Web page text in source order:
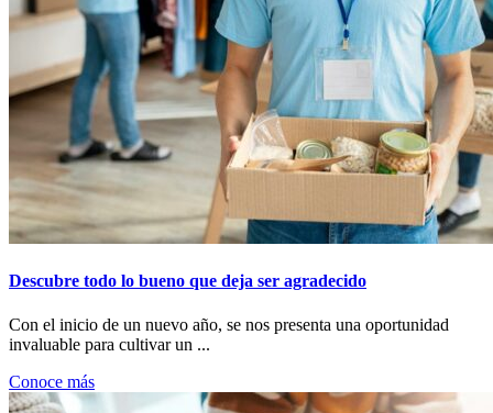
Descubre todo lo bueno que deja ser agradecido
Con el inicio de un nuevo año, se nos presenta una oportunidad
invaluable para cultivar un ...
Conoce más